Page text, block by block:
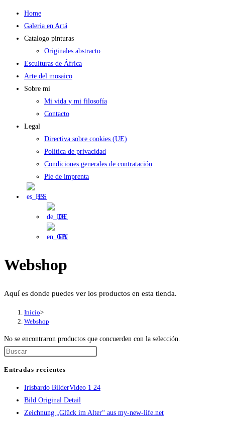
Saltar
contenido
Home
Galeria en Artá
Catalogo pinturas
Originales abstracto
Esculturas de África
Arte del mosaico
Sobre mi
Mi vida y mi filosofía
Contacto
Legal
Directiva sobre cookies (UE)
Política de privacidad
Condiciones generales de contratación
Pie de imprenta
ES
DE
EN
Webshop
Aquí es donde puedes ver los productos en esta tienda.
Inicio>
Webshop
No se encontraron productos que concuerden con la selección.
cerrar
panel
Entradas recientes
Irisbardo BilderVideo 1 24
Bild Original Detail
Zeichnung „Glück im Alter“ aus my-new-life.net